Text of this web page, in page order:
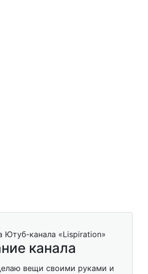
канала
вещи своими руками и